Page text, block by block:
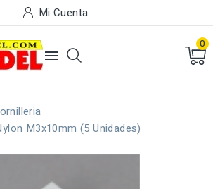
Mi Cuenta

0
M3x10mm (5 Unidades)